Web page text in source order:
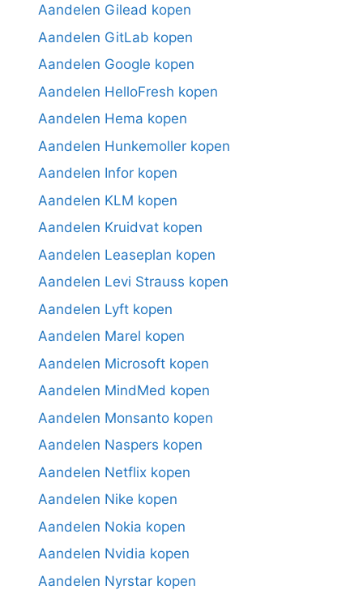
Aandelen Gilead kopen
Aandelen GitLab kopen
Aandelen Google kopen
Aandelen HelloFresh kopen
Aandelen Hema kopen
Aandelen Hunkemoller kopen
Aandelen Infor kopen
Aandelen KLM kopen
Aandelen Kruidvat kopen
Aandelen Leaseplan kopen
Aandelen Levi Strauss kopen
Aandelen Lyft kopen
Aandelen Marel kopen
Aandelen Microsoft kopen
Aandelen MindMed kopen
Aandelen Monsanto kopen
Aandelen Naspers kopen
Aandelen Netflix kopen
Aandelen Nike kopen
Aandelen Nokia kopen
Aandelen Nvidia kopen
Aandelen Nyrstar kopen